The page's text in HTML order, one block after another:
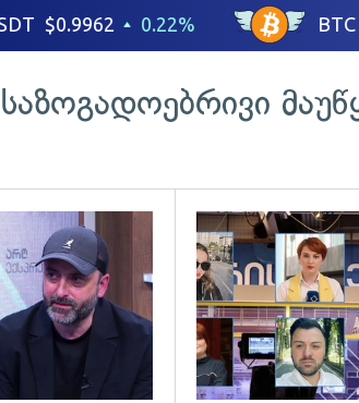
გადახედვა